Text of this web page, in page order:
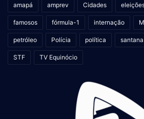
amapá amprev Cidades
famosos fórmula-1 internação
petróleo Polícia política santana
STF TV Equinócio